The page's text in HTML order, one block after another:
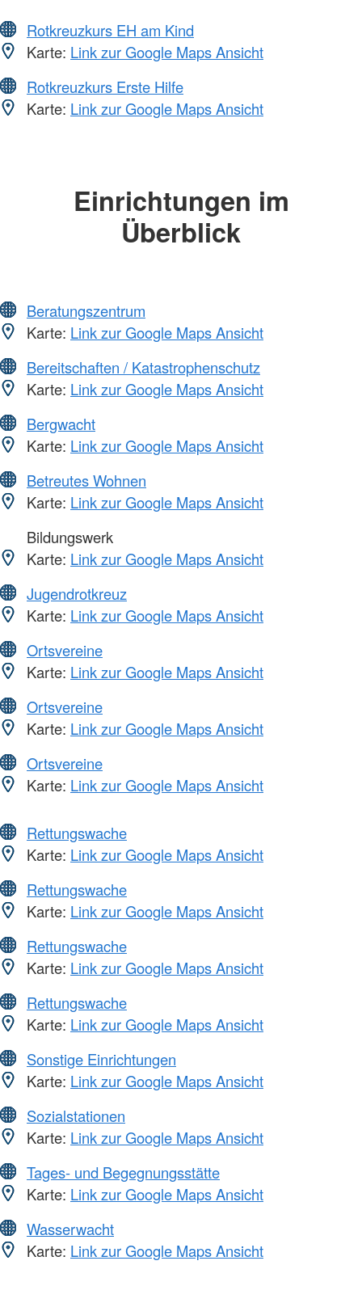
Rotkreuzkurs EH am Kind
Karte: Link zur Google Maps Ansicht
Rotkreuzkurs Erste Hilfe
Karte: Link zur Google Maps Ansicht
Einrichtungen im
Überblick
Beratungszentrum
Karte: Link zur Google Maps Ansicht
Bereitschaften / Katastrophenschutz
Karte: Link zur Google Maps Ansicht
Bergwacht
Karte: Link zur Google Maps Ansicht
Betreutes Wohnen
Karte: Link zur Google Maps Ansicht
Bildungswerk
Karte: Link zur Google Maps Ansicht
Jugendrotkreuz
Karte: Link zur Google Maps Ansicht
Ortsvereine
Karte: Link zur Google Maps Ansicht
Ortsvereine
Karte: Link zur Google Maps Ansicht
Ortsvereine
Karte: Link zur Google Maps Ansicht
Rettungswache
Karte: Link zur Google Maps Ansicht
Rettungswache
Karte: Link zur Google Maps Ansicht
Rettungswache
Karte: Link zur Google Maps Ansicht
Rettungswache
Karte: Link zur Google Maps Ansicht
Sonstige Einrichtungen
Karte: Link zur Google Maps Ansicht
Sozialstationen
Karte: Link zur Google Maps Ansicht
Tages- und Begegnungsstätte
Karte: Link zur Google Maps Ansicht
Wasserwacht
Karte: Link zur Google Maps Ansicht